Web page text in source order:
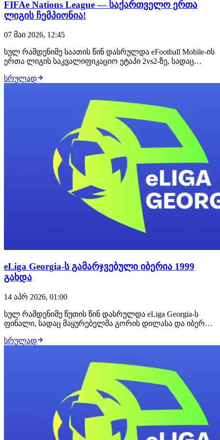
FIFAe Nations League — საქართველო ერთა
ლიგის ჩემპიონია!
07 მაი 2026, 12:45
სულ რამდენიმე საათის წინ დასრულდა eFootball Mobile-ის
ერთა ლიგის საკვალიფიკაციო ეტაპი 2vs2-ზე, სადაც
მოიპოვა! საბა პეტრიაშვილმა და გიორგი გაბუნიამ
ისრაელი, მოლდოვა, სომხეთი და თურ…
სრულად
eLiga Georgia-ს გამარჯვებული იბერია 1999
გახდა
14 აპრ 2026, 01:00
სულ რამდენიმე წუთის წინ დასრულდა eLiga Georgia-ს
ფინალი, სადაც მაყურებელმა გორის დილასა და იბერია
ფინალური დაპირისპირება სანახაობრივი და საკმაოდ
დარჩა. დათუნა ბერიამ მთლიანი სეზონი უმაღლეს…
სრულად